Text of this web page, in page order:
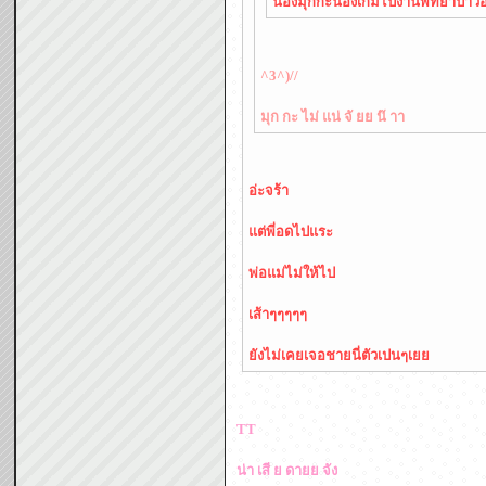
^3^)//
มุก กะ ไม่ แน่ จั ยย น๊ าา
อ่ะจร้า
แต่พี่อดไปแระ
พ่อแม่ไม่ให้ไป
เส้าๆๆๆๆๆ
ยังไม่เคยเจอชายนี่ตัวเปนๆเยย
TT
น่า เสี ย ดายย จัง